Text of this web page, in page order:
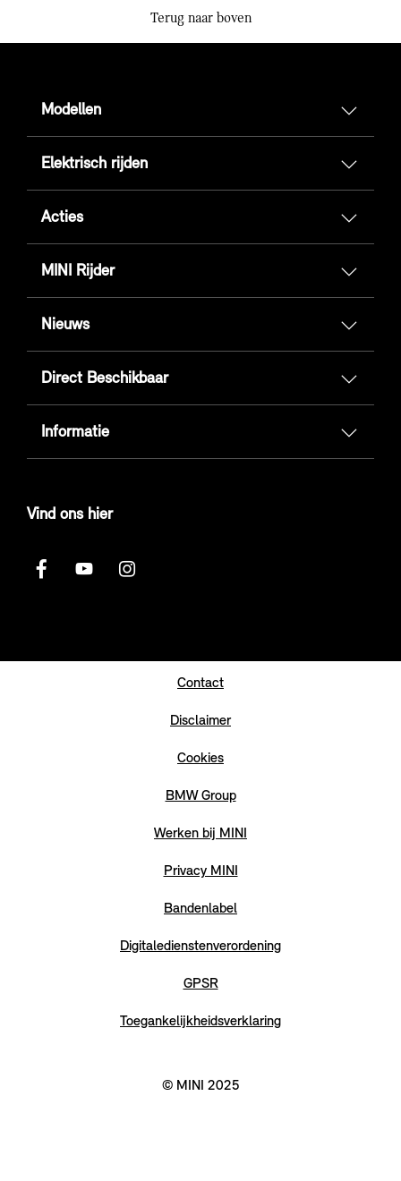
Terug naar boven
Modellen
Elektrisch rijden
Acties
MINI Rijder
Nieuws
Direct Beschikbaar
Informatie
Vind ons hier
Contact
Disclaimer
Cookies
BMW Group
Werken bij MINI
Privacy MINI
Bandenlabel
Digitaledienstenverordening
GPSR
Toegankelijkheidsverklaring
© MINI 2025